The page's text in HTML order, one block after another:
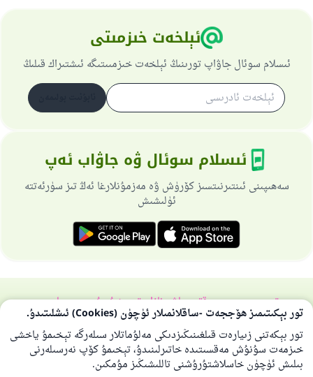
ئېلخەت خىزمىتى
ئىسلام سوئال جاۋاپ تورىنىڭ ئېلخەت خىزمىىتىگە ئىشتىراك قىلىڭ
ئىسلام سوئال ۋە جاۋاب ئەپ
سەھىپىنى ئىنتىرنىتسىز كۆرۈش ۋە مەزمۇنلارغا ئەڭ تىز سۈرئەتتە
ئۈلىشىش
تورسەھىپىسى ھەققىدەباش نازارەتچىخۇسۇسىي سىياسەت
بارلىق ھوقۇق ئىسلام سوئال-جاۋاپ تورىغا مەنسۇپتۇر 1997-2025 ©
تور بېكىتىمىز ھۆججەت -ساقلانمىلار ئۈچۈن (Cookies) ئىشلىتىدۇ.
تور بېكەتنى زىيارەت قىلغىنىڭىزدىكى مەلۇماتلار سىلەرگە تېخىمۇ ياخشى
خىزمەت سۇنۇش مەقسىتىدە خاتىرلىنىدۇ، تېخىمۇ كۆپ نەرسىلەرنى
بىلىش ئۈچۈن خاسلاشتۇرۇشنى تاللىشىڭىز مۇمكىن.